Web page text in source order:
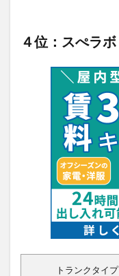
４位：スぺラ
トランクタイプ